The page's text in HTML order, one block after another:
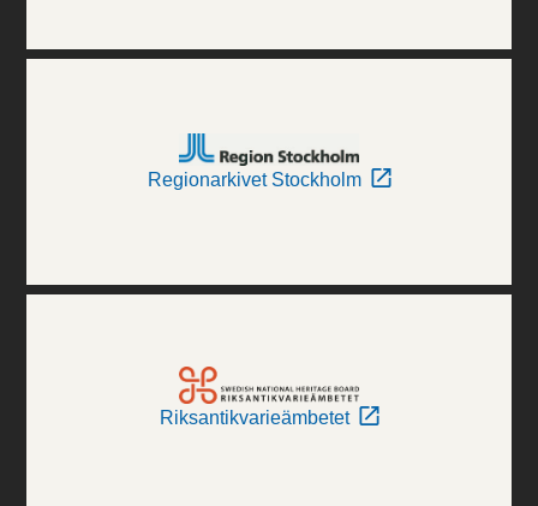
Regionarkivet Stockholm
Riksantikvarieämbetet